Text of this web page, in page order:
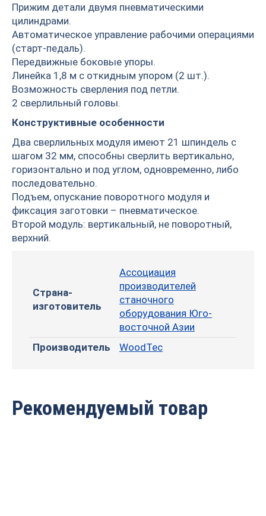
Прижим детали двумя пневматическими
цилиндрами.
Автоматическое управление рабочими операциями
(старт-педаль).
Передвижные боковые упоры.
Линейка 1,8 м с откидным упором (2 шт.).
Возможность сверления под петли.
2 сверлильный головы.
Конструктивные особенности
Два сверлильных модуля имеют 21 шпиндель с
шагом 32 мм, способны сверлить вертикально,
горизонтально и под углом, одновременно, либо
последовательно.
Подъем, опускание поворотного модуля и
фиксация заготовки – пневматическое.
Второй модуль: вертикальный, не поворотный,
верхний.
Страна-
изготовитель
Ассоциация
производителей
станочного
оборудования Юго-
восточной Азии
Производитель
WoodTec
Рекомендуемый товар